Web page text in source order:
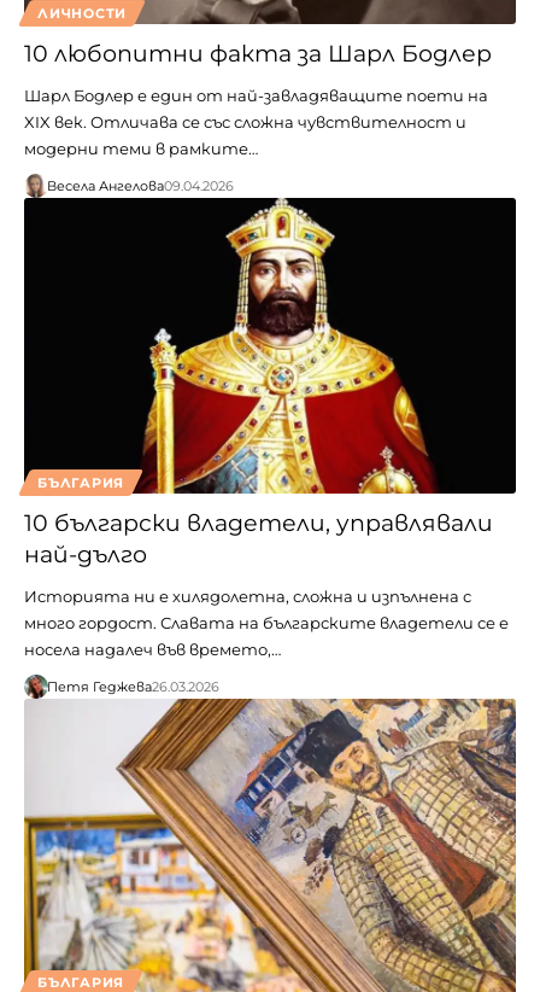
ЛИЧНОСТИ
10 любопитни факта за Шарл Бодлер
Шарл Бодлер е един от най-завладяващите поети на
XIX век. Отличава се със сложна чувствителност и
модерни теми в рамките…
Весела Ангелова09.04.2026
БЪЛГАРИЯ
10 български владетели, управлявали
най-дълго
Историята ни е хилядолетна, сложна и изпълнена с
много гордост. Славата на българските владетели се е
носела надалеч във времето,…
Петя Геджева26.03.2026
БЪЛГАРИЯ